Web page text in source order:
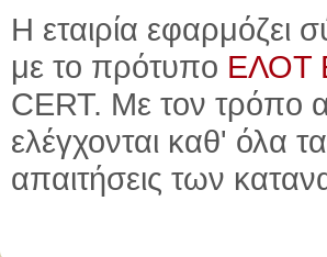
Η εταιρία εφαρμόζει
με το πρότυπο ΕΛΟΤ
CERT. Με τον τρόπο
ελέγχονται καθ' όλα
απαιτήσεις των